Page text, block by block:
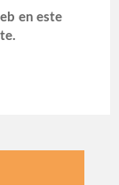
en este